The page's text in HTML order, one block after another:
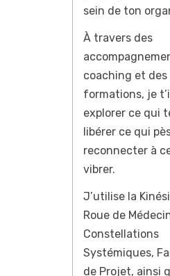
sein de ton
À travers des
coaching et des
formations, je
explorer ce qui
libérer ce qui
reconnecter à
vibrer.
J’utilise la
Roue de
Constellations
Systémiques,
de Projet, ainsi